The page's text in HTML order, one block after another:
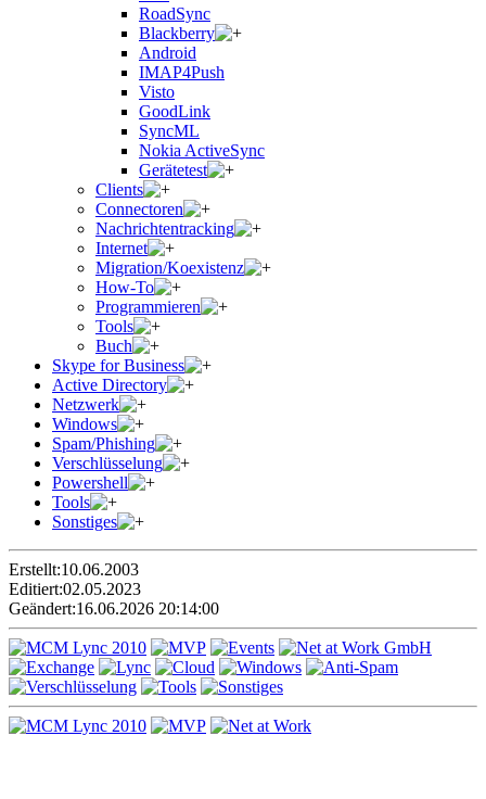
RoadSync
Blackberry
Android
IMAP4Push
Visto
GoodLink
SyncML
Nokia ActiveSync
Gerätetest
Clients
Connectoren
Nachrichtentracking
Internet
Migration/Koexistenz
How-To
Programmieren
Tools
Buch
Skype for Business
Active Directory
Netzwerk
Windows
Spam/Phishing
Verschlüsselung
Powershell
Tools
Sonstiges
Erstellt:10.06.2003
Editiert:02.05.2023
Geändert:16.06.2026 20:14:00